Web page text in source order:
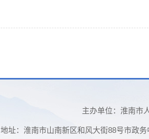
主办单位：淮南市
地址：淮南市山南新区和风大街88号市政务